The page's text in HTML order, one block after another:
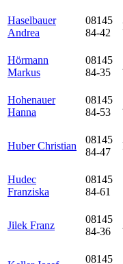
Haselbauer
Andrea
08145
84-42
Hörmann
Markus
08145
84-35
Hohenauer
Hanna
08145
84-53
Huber Christian
08145
84-47
Hudec
Franziska
08145
84-61
Jilek Franz
08145
84-36
08145